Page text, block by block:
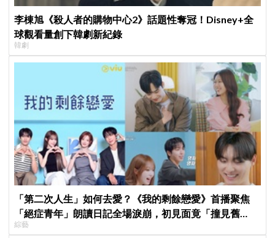
李棟旭《殺人者的購物中心2》話題性奪冠！Disney+全
球觀看量創下韓劇新紀錄
韓劇
「第二次人生」如何去愛？《我的剩餘戀愛》首播聚焦
「絕症青年」朗讀日記全場淚崩，初見面竟「撞見舊
識」！
綜藝